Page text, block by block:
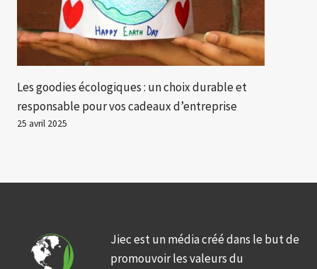
Les goodies écologiques : un choix durable et
responsable pour vos cadeaux d’entreprise
25 avril 2025
Jiec est un média créé dans le but de
promouvoir les valeurs du